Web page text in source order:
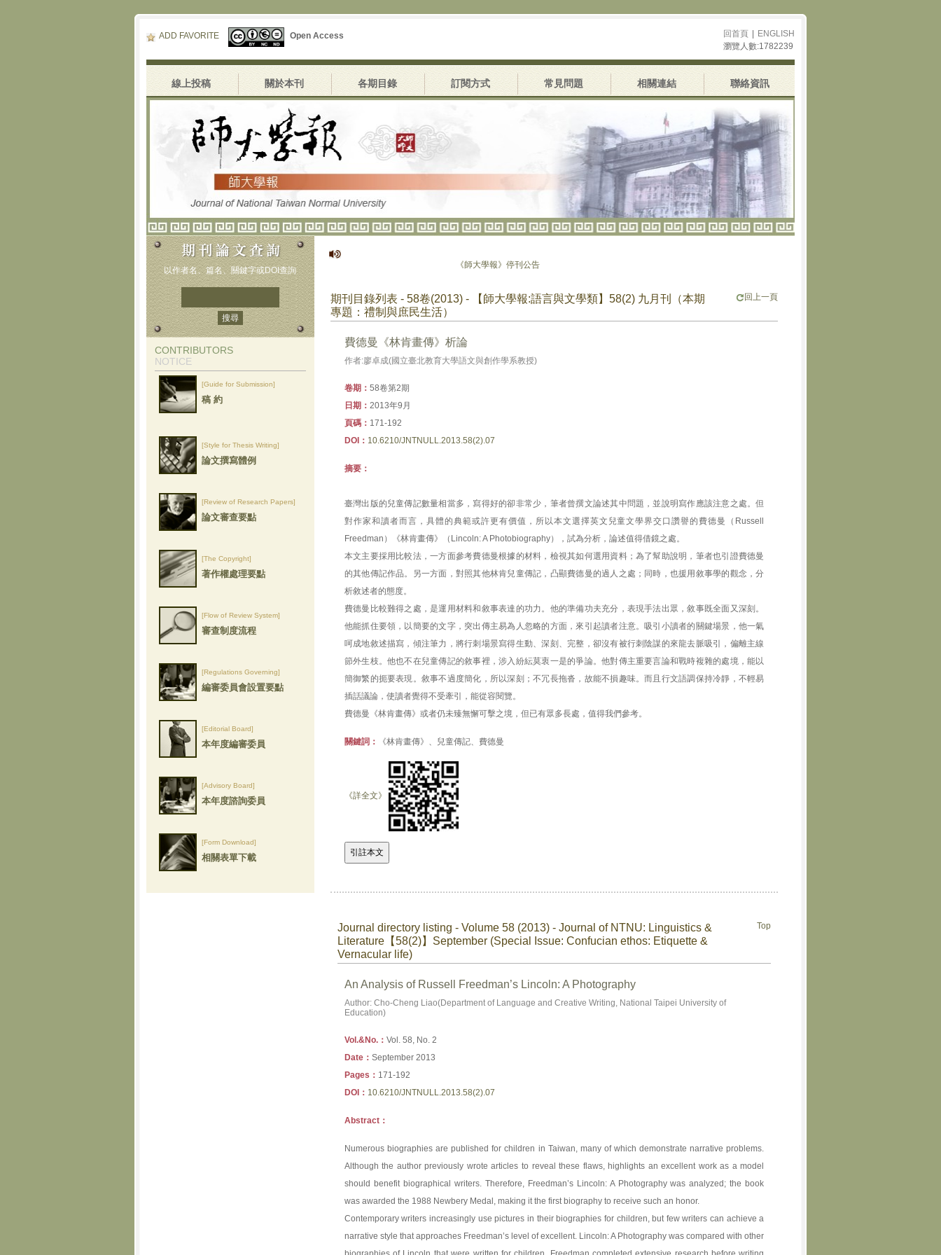
ADD FAVORITE Open Access 回首頁
ENGLISH
瀏覽人數:1782239
線上投稿 關於本刊 各期目錄 訂閱方式 常見問題 相關連結 聯絡資訊
以作者名、篇名、關鍵字或DOI查詢
CONTRIBUTORS
NOTICE
[Guide for Submission]
稿 約
[Style for Thesis Writing]
論文撰寫體例
[Review of Research Papers]
論文審查要點
[The Copyright]
著作權處理要點
[Flow of Review System]
審查制度流程
[Regulations Governing]
編審委員會設置要點
[Editorial Board]
本年度編審委員
[Advisory Board]
本年度諮詢委員
[Form Download]
相關表單下載
《師大學報》停刊公告
期刊目錄列表 - 58卷(2013) - 【師大學報:語言與文學類】58(2) 九月刊（本期
專題：禮制與庶民生活）
回上一頁
費德曼《林肯畫傳》析論
作者:廖卓成(國立臺北教育大學語文與創作學系教授)
卷期： 58卷第2期
日期： 2013年9月
頁碼： 171-192
DOI： 10.6210/JNTNULL.2013.58(2).07
摘要：
臺灣出版的兒童傳記數量相當多，寫得好的卻非常少，筆者曾撰文論述其中問題，並說明寫作應該注意之處。但
對作家和讀者而言，具體的典範或許更有價值，所以本文選擇英文兒童文學界交口讚譽的費德曼（Russell
Freedman）《林肯畫傳》（Lincoln: A Photobiography），試為分析，論述值得借鏡之處。
本文主要採用比較法，一方面參考費德曼根據的材料，檢視其如何選用資料；為了幫助說明，筆者也引證費德曼
的其他傳記作品。另一方面，對照其他林肯兒童傳記，凸顯費德曼的過人之處；同時，也援用敘事學的觀念，分
析敘述者的態度。
費德曼比較難得之處，是運用材料和敘事表達的功力。他的準備功夫充分，表現手法出眾，敘事既全面又深刻。
他能抓住要領，以簡要的文字，突出傳主易為人忽略的方面，來引起讀者注意。吸引小讀者的關鍵場景，他一氣
呵成地敘述描寫，傾注筆力，將行刺場景寫得生動、深刻、完整，卻沒有被行刺陰謀的來龍去脈吸引，偏離主線
節外生枝。他也不在兒童傳記的敘事裡，涉入紛紜莫衷一是的爭論。他對傳主重要言論和戰時複雜的處境，能以
簡御繁的扼要表現。敘事不過度簡化，所以深刻；不冗長拖沓，故能不損趣味。而且行文語調保持冷靜，不輕易
插話議論，使讀者覺得不受牽引，能從容閱覽。
費德曼《林肯畫傳》或者仍未臻無懈可擊之境，但已有眾多長處，值得我們參考。
關鍵詞： 《林肯畫傳》、兒童傳記、費德曼
《詳全文》
Journal directory listing - Volume 58 (2013) - Journal of NTNU: Linguistics &
Literature【58(2)】September (Special Issue: Confucian ethos: Etiquette &
Vernacular life)
Top
An Analysis of Russell Freedman’s Lincoln: A Photography
Author: Cho-Cheng Liao(Department of Language and Creative Writing, National Taipei University of
Education)
Vol.&No.： Vol. 58, No. 2
Date： September 2013
Pages： 171-192
DOI： 10.6210/JNTNULL.2013.58(2).07
Abstract：
Numerous biographies are published for children in Taiwan, many of which demonstrate narrative problems.
Although the author previously wrote articles to reveal these flaws, highlights an excellent work as a model
should benefit biographical writers. Therefore, Freedman’s Lincoln: A Photography was analyzed; the book
was awarded the 1988 Newbery Medal, making it the first biography to receive such an honor.
Contemporary writers increasingly use pictures in their biographies for children, but few writers can achieve a
narrative style that approaches Freedman’s level of excellent. Lincoln: A Photography was compared with other